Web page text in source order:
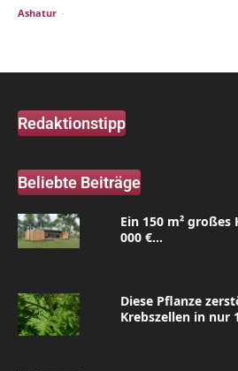
Ashatur -
Redaktionstipp
Beliebte Beiträge
Ein 150 m²
000 €...
Diese Pflanze
Krebszellen in nur